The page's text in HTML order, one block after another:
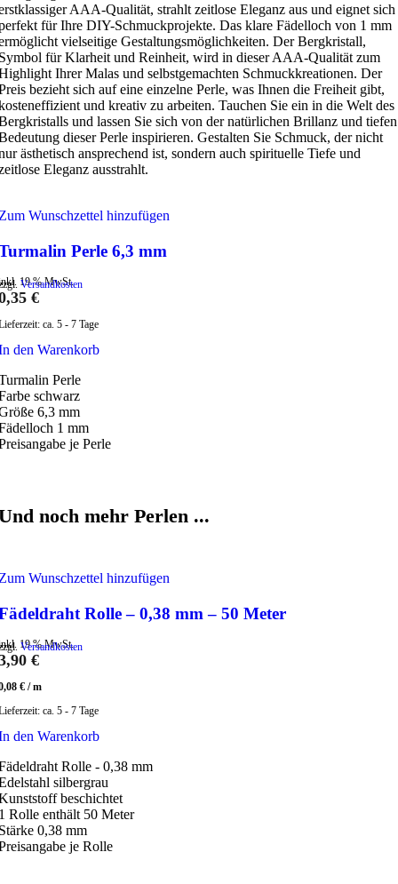
AAA-Qualität, strahlt zeitlose Eleganz aus und eignet sich
für Ihre DIY-Schmuckprojekte. Das klare Fädelloch von 1 mm
vielseitige Gestaltungsmöglichkeiten. Der Bergkristall,
für Klarheit und Reinheit, wird in dieser AAA-Qualität zum
Ihrer Malas und selbstgemachten Schmuckkreationen. Der
bezieht sich auf eine einzelne Perle, was Ihnen die Freiheit gibt,
und kreativ zu arbeiten. Tauchen Sie ein in die Welt des
und lassen Sie sich von der natürlichen Brillanz und tiefen
dieser Perle inspirieren. Gestalten Sie Schmuck, der nicht
ästhetisch ansprechend ist, sondern auch spirituelle Tiefe und
Eleganz ausstrahlt.
Wunschzettel hinzufügen
Perle 6,3 mm
19 % MwSt.
Versandkosten
€
ca. 5 - 7 Tage
den Warenkorb
Perle
schwarz
6,3 mm
1 mm
je Perle
noch mehr Perlen ...
Wunschzettel hinzufügen
Rolle – 0,38 mm – 50 Meter
19 % MwSt.
Versandkosten
€
€ /m
ca. 5 - 7 Tage
den Warenkorb
Rolle - 0,38 mm
silbergrau
beschichtet
Rolle enthält 50 Meter
0,38 mm
je Rolle